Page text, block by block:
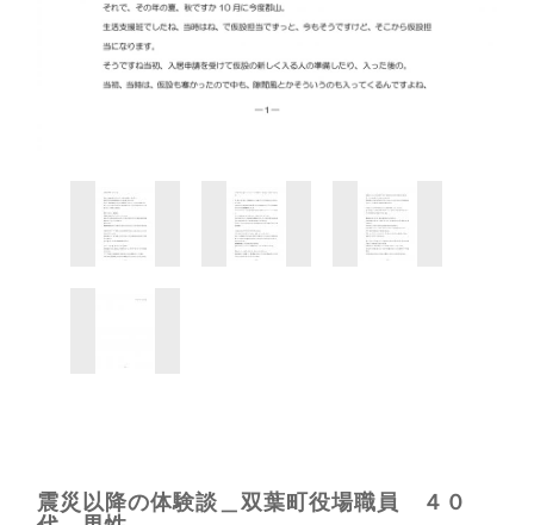
震災以降の体験談＿双葉町役場職員 ４０